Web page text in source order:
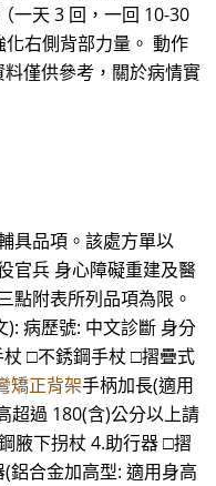
一天 3 回，一回 10-30
右側背部力量。 動作
僅供參考，關於病情實
具品項。該處方單以
官兵 身心障礙重建及醫
點附表所列品項為限。
病歷號: 中文診斷 身分
□不銹鋼手杖 □摺疊式
矯正背架手柄加長(適用
超過 180(含)公分以上請
腋下拐杖 4.助行器 □摺
鋁合金加高型: 適用身高